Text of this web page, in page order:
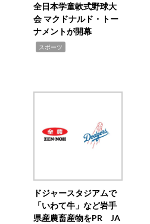
全日本学童軟式野球大
会 マクドナルド・トー
ナメントが開幕
スポーツ
ドジャースタジアムで
「いわて牛」など岩手
県産農畜産物をPR JA